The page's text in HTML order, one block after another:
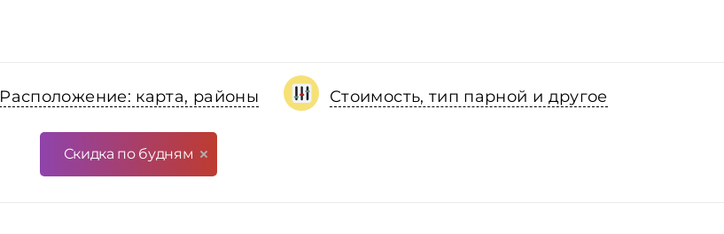
Расположение: карта, районы Стоимость, тип парной и другое
Скидка по будням